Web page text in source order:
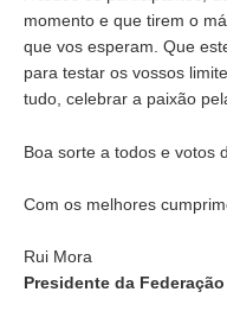
momento e que tirem o
que vos esperam. Que
para testar os vossos
tudo, celebrar a paixão
Boa sorte a todos e votos
Com os melhores
Rui Mora
Presidente da